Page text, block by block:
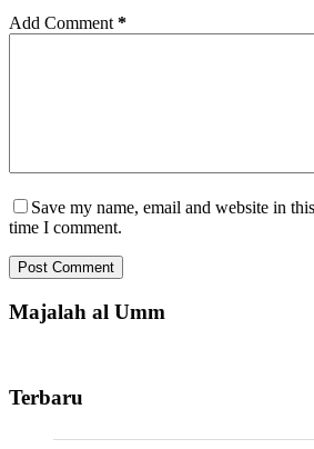
Add Comment *
Save my name, email and website in
time I comment.
Post Comment
Majalah al Umm
Terbaru